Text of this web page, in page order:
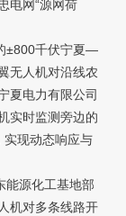
电网“源网荷
±800千伏宁夏—
无人机对沿线农
夏电力有限公司
实时监测旁边的
实现动态响应与
源化工基地部
机对多条线路开